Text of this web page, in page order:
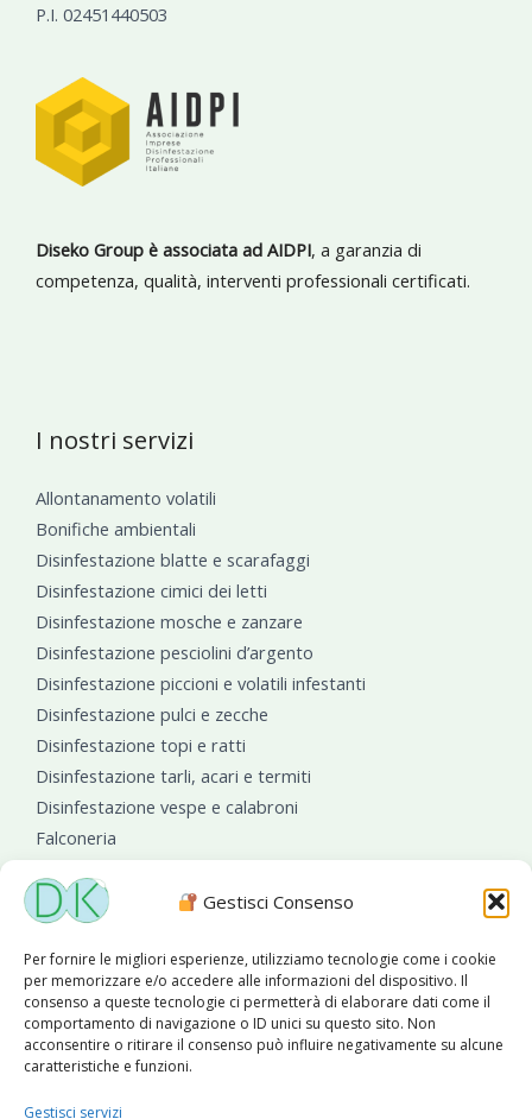
Gestisci Consenso
Per fornire le migliori esperienze, utilizziamo tecnologie come i cookie
per memorizzare e/o accedere alle informazioni del dispositivo. Il
consenso a queste tecnologie ci permetterà di elaborare dati come il
comportamento di navigazione o ID unici su questo sito. Non
acconsentire o ritirare il consenso può influire negativamente su alcune
caratteristiche e funzioni.
Gestisci servizi
P.I. 02451440503
Diseko Group è associata ad AIDPI, a garanzia di
competenza, qualità, interventi professionali certificati.
I nostri servizi
Allontanamento volatili
Bonifiche ambientali
Disinfestazione blatte e scarafaggi
Disinfestazione cimici dei letti
Disinfestazione mosche e zanzare
Disinfestazione pesciolini d’argento
Disinfestazione piccioni e volatili infestanti
Disinfestazione pulci e zecche
Disinfestazione topi e ratti
Disinfestazione tarli, acari e termiti
Disinfestazione vespe e calabroni
Falconeria
Sanificazioni ambientali